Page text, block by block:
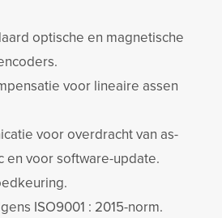
optische en magnetische
voor lineaire assen
voor overdracht van as-
en voor software-update.
ISO9001 : 2015-norm.